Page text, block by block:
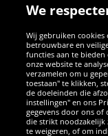
SOCIALE MEDIA
FacebookInstagram
We
Wij gebruiken
betrouwbare en
functies aan te
onze website te
verzamelen om u
toestaan" te klikken,
de doeleinden die
instellingen" en ons
gegevens door ons
die strikt noodzakelijk
te weigeren, of om